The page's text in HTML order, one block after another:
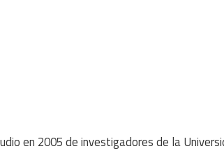
en 2005 de investigadores de la